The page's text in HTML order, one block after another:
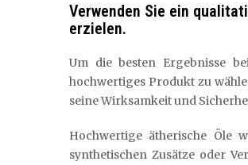
Verwenden Sie ein
erzielen.
Um die besten Ergebnisse
hochwertiges Produkt zu
seine Wirksamkeit und
Hochwertige ätherische Öle
synthetischen Zusätze oder